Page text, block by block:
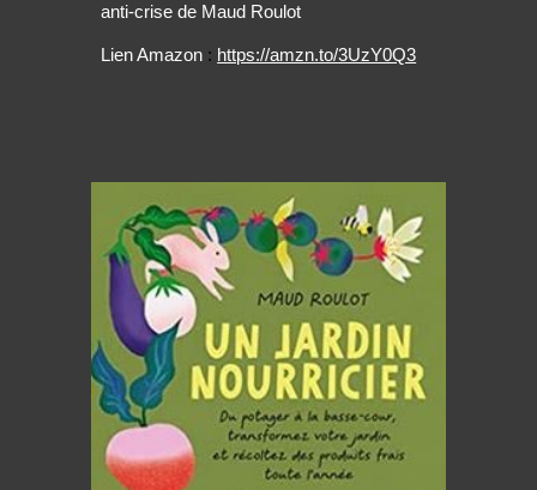
anti-crise de Maud Roulot
Lien Amazon : https://amzn.to/3UzY0Q3